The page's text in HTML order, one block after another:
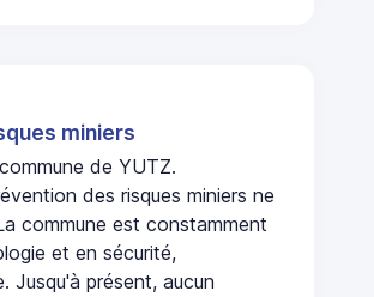
miniers
de YUTZ.
des risques miniers ne
commune est constamment
et en sécurité,
Jusqu'à présent, aucun